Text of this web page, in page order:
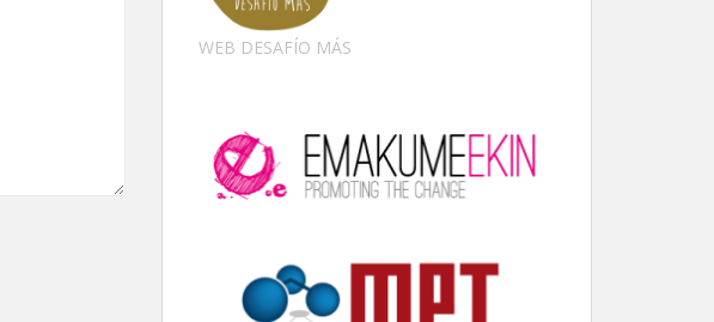
WEB DESAFÍO MÁS